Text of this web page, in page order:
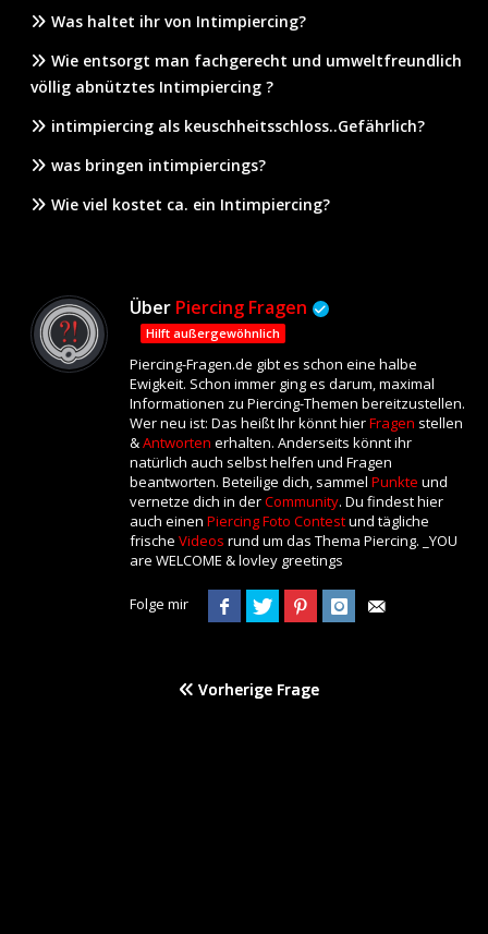
Was haltet ihr von Intimpiercing?
Wie entsorgt man fachgerecht und umweltfreundlich
völlig abnütztes Intimpiercing ?
intimpiercing als keuschheitsschloss..Gefährlich?
was bringen intimpiercings?
Wie viel kostet ca. ein Intimpiercing?
Über Piercing Fragen
Hilft außergewöhnlich
Piercing-Fragen.de gibt es schon eine halbe
Ewigkeit. Schon immer ging es darum, maximal
Informationen zu Piercing-Themen bereitzustellen.
Wer neu ist: Das heißt Ihr könnt hierFragen stellen
&Antworten erhalten. Anderseits könnt ihr
natürlich auch selbst helfen und Fragen
beantworten. Beteilige dich, sammel Punkte und
vernetze dich in derCommunity. Du findest hier
auch einen Piercing Foto Contestund tägliche
frische Videos rund um das Thema Piercing. _YOU
are WELCOME & lovley greetings
Folge mir
Vorherige Frage